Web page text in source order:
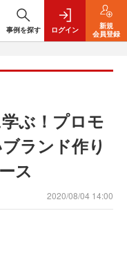
事例を探す ログイン
新規
会員登録
ぶ！プロモ
ランド作り
ス
2020/08/04 14:00